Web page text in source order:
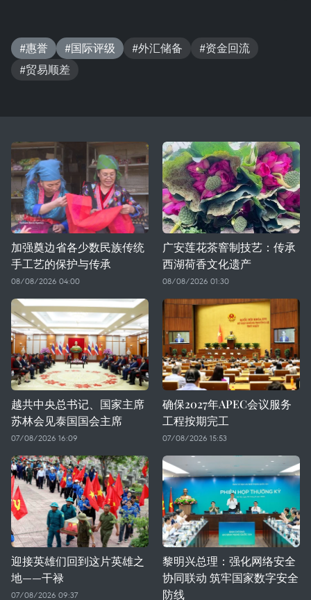
#惠誉 #国际评级 #外汇储备
#资金回流
#贸易顺差
加强奠边省各少数民族传统
手工艺的保护与传承
08/08/2026 04:00
广安莲花茶窨制技艺：传承
西湖荷香文化遗产
08/08/2026 01:30
越共中央总书记、国家主席
苏林会见泰国国会主席
07/08/2026 16:09
确保2027年APEC会议服务
工程按期完工
07/08/2026 15:53
迎接英雄们回到这片英雄之
地——干禄
07/08/2026 09:37
黎明兴总理：强化网络安全
协同联动 筑牢国家数字安全
防线